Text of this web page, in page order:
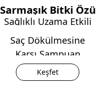
Sarmaşık Bitki Özü
Sağlıklı Uzama Etkili
Saç Dökülmesine
Karşı Şampuan
Keşfet